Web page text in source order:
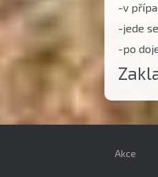
-v
-jede
-po
Akce